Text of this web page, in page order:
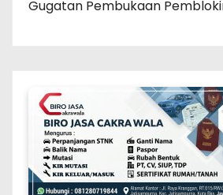
Gugatan Pembukaan